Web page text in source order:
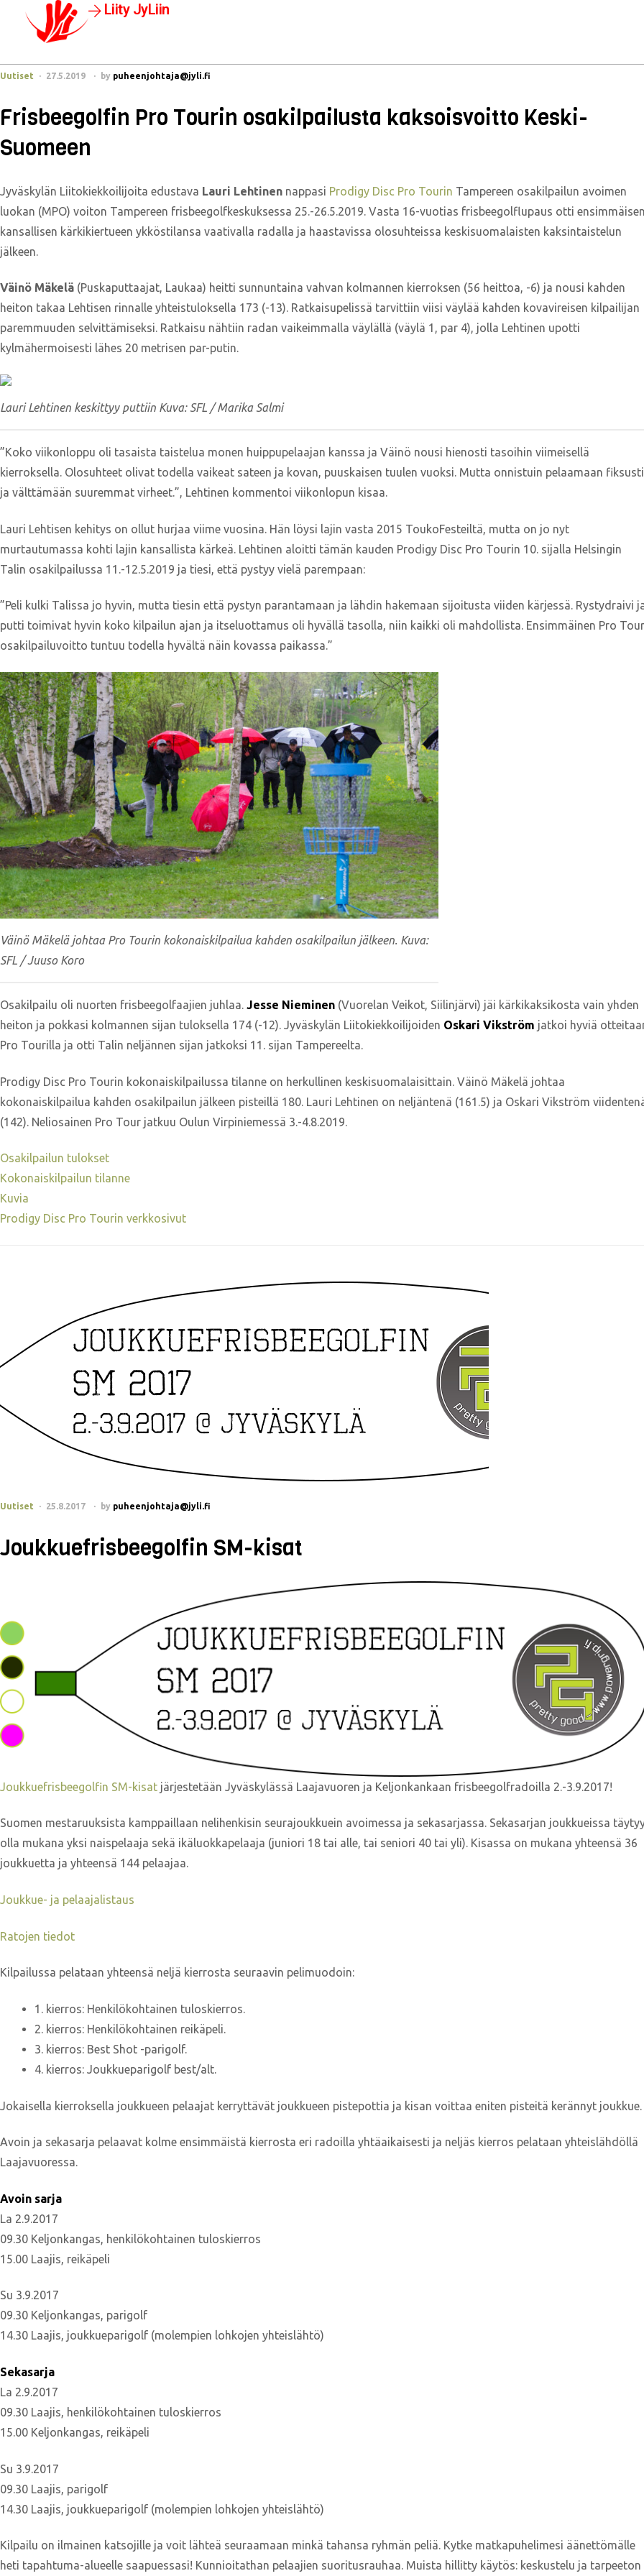
Liity JyLiin
Uutiset 27.5.2019 by puheenjohtaja@jyli.fi
Frisbeegolfin Pro Tourin osakilpailusta kaksoisvoitto Keski-
Suomeen
Jyväskylän Liitokiekkoilijoita edustava Lauri Lehtinen nappasi Prodigy Disc Pro Tourin Tampereen osakilpailun avoimen
luokan (MPO) voiton Tampereen frisbeegolfkeskuksessa 25.-26.5.2019. Vasta 16-vuotias frisbeegolflupaus otti
kansallisen kärkikiertueen ykköstilansa vaativalla radalla ja haastavissa olosuhteissa keskisuomalaisten kaksintaistelun
jälkeen.
Väinö Mäkelä (Puskaputtaajat, Laukaa) heitti sunnuntaina vahvan kolmannen kierroksen (56 heittoa, -6) ja nousi kahden
heiton takaa Lehtisen rinnalle yhteistuloksella 173 (-13). Ratkaisupelissä tarvittiin viisi väylää kahden kovavireisen kilpailijan
paremmuuden selvittämiseksi. Ratkaisu nähtiin radan vaikeimmalla väylällä (väylä 1, par 4), jolla Lehtinen upotti
kylmähermoisesti lähes 20 metrisen par-putin.
Lauri Lehtinen keskittyy puttiin Kuva: SFL / Marika Salmi
”Koko viikonloppu oli tasaista taistelua monen huippupelaajan kanssa ja Väinö nousi hienosti tasoihin viimeisellä
kierroksella. Olosuhteet olivat todella vaikeat sateen ja kovan, puuskaisen tuulen vuoksi. Mutta onnistuin pelaamaan fiksusti
ja välttämään suuremmat virheet.”, Lehtinen kommentoi viikonlopun kisaa.
Lauri Lehtisen kehitys on ollut hurjaa viime vuosina. Hän löysi lajin vasta 2015 ToukoFesteiltä, mutta on jo nyt
murtautumassa kohti lajin kansallista kärkeä. Lehtinen aloitti tämän kauden Prodigy Disc Pro Tourin 10. sijalla Helsingin
Talin osakilpailussa 11.-12.5.2019 ja tiesi, että pystyy vielä parempaan:
”Peli kulki Talissa jo hyvin, mutta tiesin että pystyn parantamaan ja lähdin hakemaan sijoitusta viiden kärjessä. Rystydraivi
putti toimivat hyvin koko kilpailun ajan ja itseluottamus oli hyvällä tasolla, niin kaikki oli mahdollista. Ensimmäinen Pro Tour
osakilpailuvoitto tuntuu todella hyvältä näin kovassa paikassa.”
Väinö Mäkelä johtaa Pro Tourin kokonaiskilpailua kahden osakilpailun jälkeen. Kuva:
SFL / Juuso Koro
Osakilpailu oli nuorten frisbeegolfaajien juhlaa. Jesse Nieminen (Vuorelan Veikot, Siilinjärvi) jäi kärkikaksikosta vain yhden
heiton ja pokkasi kolmannen sijan tuloksella 174 (-12). Jyväskylän Liitokiekkoilijoiden Oskari Vikström jatkoi hyviä
Pro Tourilla ja otti Talin neljännen sijan jatkoksi 11. sijan Tampereelta.
Prodigy Disc Pro Tourin kokonaiskilpailussa tilanne on herkullinen keskisuomalaisittain. Väinö Mäkelä johtaa
kokonaiskilpailua kahden osakilpailun jälkeen pisteillä 180. Lauri Lehtinen on neljäntenä (161.5) ja Oskari Vikström
(142). Neliosainen Pro Tour jatkuu Oulun Virpiniemessä 3.-4.8.2019.
Osakilpailun tulokset
Kokonaiskilpailun tilanne
Kuvia
Prodigy Disc Pro Tourin verkkosivut
Uutiset 25.8.2017 by puheenjohtaja@jyli.fi
Joukkuefrisbeegolfin SM-kisat
Joukkuefrisbeegolfin SM-kisat järjestetään Jyväskylässä Laajavuoren ja Keljonkankaan frisbeegolfradoilla 2.-3.9.2017!
Suomen mestaruuksista kamppaillaan nelihenkisin seurajoukkuein avoimessa ja sekasarjassa. Sekasarjan joukkueissa
olla mukana yksi naispelaaja sekä ikäluokkapelaaja (juniori 18 tai alle, tai seniori 40 tai yli). Kisassa on mukana yhteensä 36
joukkuetta ja yhteensä 144 pelaajaa.
Joukkue- ja pelaajalistaus
Ratojen tiedot
Kilpailussa pelataan yhteensä neljä kierrosta seuraavin pelimuodoin:
1. kierros: Henkilökohtainen tuloskierros.
2. kierros: Henkilökohtainen reikäpeli.
3. kierros: Best Shot -parigolf.
4. kierros: Joukkueparigolf best/alt.
Jokaisella kierroksella joukkueen pelaajat kerryttävät joukkueen pistepottia ja kisan voittaa eniten pisteitä kerännyt joukkue.
Avoin ja sekasarja pelaavat kolme ensimmäistä kierrosta eri radoilla yhtäaikaisesti ja neljäs kierros pelataan yhteislähdöllä
Laajavuoressa.
Avoin sarja
La 2.9.2017
09.30 Keljonkangas, henkilökohtainen tuloskierros
15.00 Laajis, reikäpeli
Su 3.9.2017
09.30 Keljonkangas, parigolf
14.30 Laajis, joukkueparigolf (molempien lohkojen yhteislähtö)
Sekasarja
La 2.9.2017
09.30 Laajis, henkilökohtainen tuloskierros
15.00 Keljonkangas, reikäpeli
Su 3.9.2017
09.30 Laajis, parigolf
14.30 Laajis, joukkueparigolf (molempien lohkojen yhteislähtö)
Kilpailu on ilmainen katsojille ja voit lähteä seuraamaan minkä tahansa ryhmän peliä. Kytke matkapuhelimesi äänettömälle
heti tapahtuma-alueelle saapuessasi! Kunnioitathan pelaajien suoritusrauhaa. Muista hillitty käytös: keskustelu ja tarpeeton